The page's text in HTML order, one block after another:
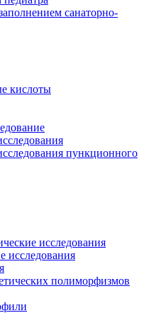
санаторно-
кислоты
пункционного
исследования
исследования
полиморфизмов